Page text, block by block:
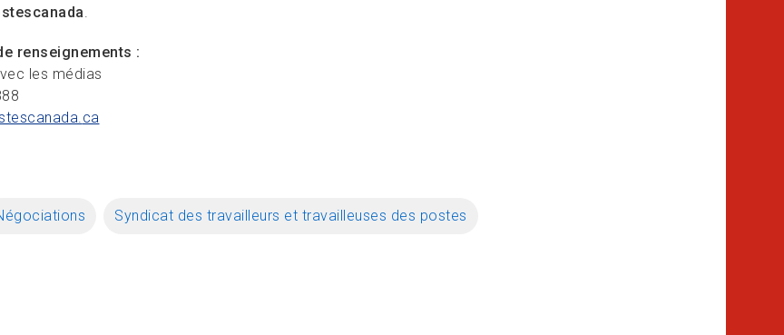
.
renseignements :
les médias
ca
Syndicat des travailleurs et travailleuses des postes